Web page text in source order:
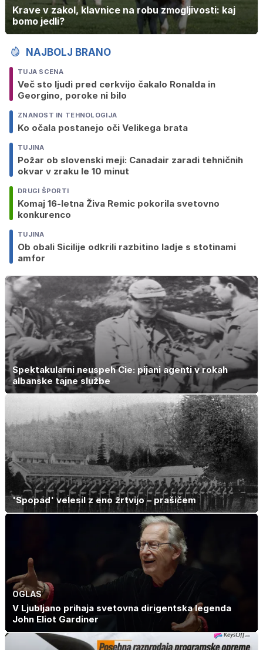
Krave v zakol, klavnice na robu zmogljivosti: kaj
bomo jedli?
NAJBOLJ BRANO
TUJA SCENA
Več sto ljudi pred cerkvijo čakalo Ronalda in
Georgino, poroke ni bilo
ZNANOST IN TEHNOLOGIJA
Ko očala postanejo oči Velikega brata
TUJINA
Požar ob slovenski meji: Canadair zaradi tehničnih
okvar v zraku le 10 minut
DRUGI ŠPORTI
Komaj 16-letna Živa Remic pokorila svetovno
konkurenco
TUJINA
Ob obali Sicilije odkrili razbitino ladje s stotinami
amfor
Spektakularni neuspeh Cie: pijani agenti v rokah
albanske tajne službe
'Spopad' velesil z eno žrtvijo – prašičem
OGLAS
V Ljubljano prihaja svetovna dirigentska legenda
John Eliot Gardiner